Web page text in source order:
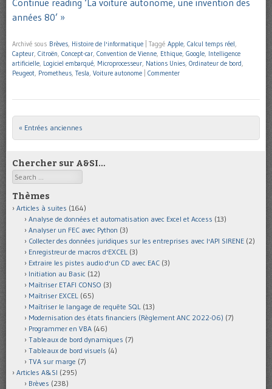
Continue reading ‘La voiture autonome, une invention des
années 80’ »
Archivé sous Brèves, Histoire de l'informatique Taggé Apple, Calcul temps réel,
Capteur, Citroën, Concept-car, Convention de Vienne, Ethique, Google, Intelligence
artificielle, Logiciel embarqué, Microprocesseur, Nations Unies, Ordinateur de bord,
Peugeot, Prometheus, Tesla, Voiture autonome Commenter
Post navigation
« Entrées anciennes
Chercher sur A&SI…
Search
Thèmes
Articles à suites (164)
Analyse de données et automatisation avec Excel et Access (13)
Analyser un FEC avec Python (3)
Collecter des données juridiques sur les entreprises avec l'API SIRENE (2)
Enregistreur de macros d'EXCEL (3)
Extraire les pistes audio d'un CD avec EAC (3)
Initiation au Basic (12)
Maîtriser ETAFI CONSO (3)
Maîtriser EXCEL (65)
Maîtriser le langage de requête SQL (13)
Modernisation des états financiers (Règlement ANC 2022-06) (7)
Programmer en VBA (46)
Tableaux de bord dynamiques (7)
Tableaux de bord visuels (4)
TVA sur marge (7)
Articles A&SI (295)
Brèves (238)